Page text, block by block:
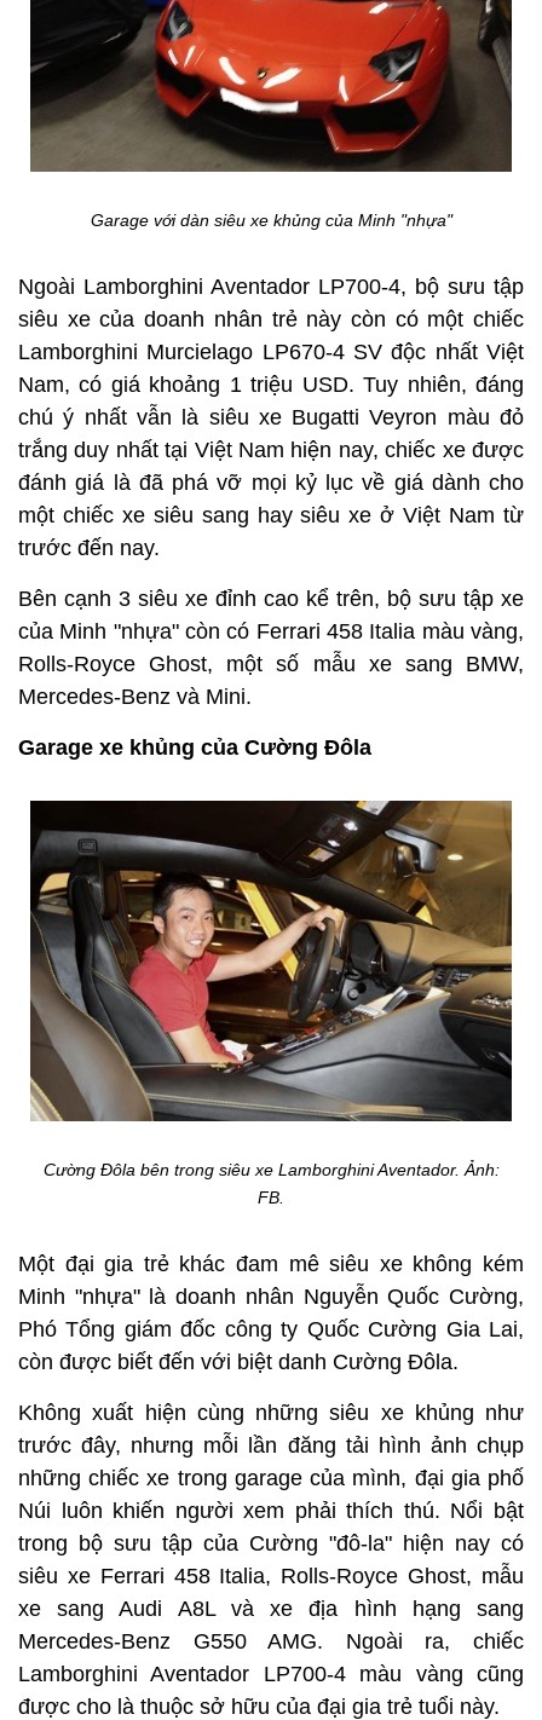
Garage với dàn siêu xe khủng của Minh "nhựa"
Ngoài Lamborghini Aventador LP700-4, bộ sưu tập
siêu xe của doanh nhân trẻ này còn có một chiếc
Lamborghini Murcielago LP670-4 SV độc nhất Việt
Nam, có giá khoảng 1 triệu USD. Tuy nhiên, đáng
chú ý nhất vẫn là siêu xe Bugatti Veyron màu đỏ
trắng duy nhất tại Việt Nam hiện nay, chiếc xe được
đánh giá là đã phá vỡ mọi kỷ lục về giá dành cho
một chiếc xe siêu sang hay siêu xe ở Việt Nam từ
trước đến nay.
Bên cạnh 3 siêu xe đỉnh cao kể trên, bộ sưu tập xe
của Minh "nhựa" còn có Ferrari 458 Italia màu vàng,
Rolls-Royce Ghost, một số mẫu xe sang BMW,
Mercedes-Benz và Mini.
Garage xe khủng của Cường Đôla
Cường Đôla bên trong siêu xe Lamborghini Aventador. Ảnh:
FB.
Một đại gia trẻ khác đam mê siêu xe không kém
Minh "nhựa" là doanh nhân Nguyễn Quốc Cường,
Phó Tổng giám đốc công ty Quốc Cường Gia Lai,
còn được biết đến với biệt danh Cường Đôla.
Không xuất hiện cùng những siêu xe khủng như
trước đây, nhưng mỗi lần đăng tải hình ảnh chụp
những chiếc xe trong garage của mình, đại gia phố
Núi luôn khiến người xem phải thích thú. Nổi bật
trong bộ sưu tập của Cường "đô-la" hiện nay có
siêu xe Ferrari 458 Italia, Rolls-Royce Ghost, mẫu
xe sang Audi A8L và xe địa hình hạng sang
Mercedes-Benz G550 AMG. Ngoài ra, chiếc
Lamborghini Aventador LP700-4 màu vàng cũng
được cho là thuộc sở hữu của đại gia trẻ tuổi này.